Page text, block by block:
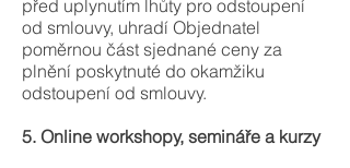
před uplynutím lhůty pro odstoupení
od smlouvy, uhradí Objednatel
poměrnou část sjednané ceny za
plnění poskytnuté do okamžiku
odstoupení od smlouvy.
5. Online workshopy, semináře a kurzy